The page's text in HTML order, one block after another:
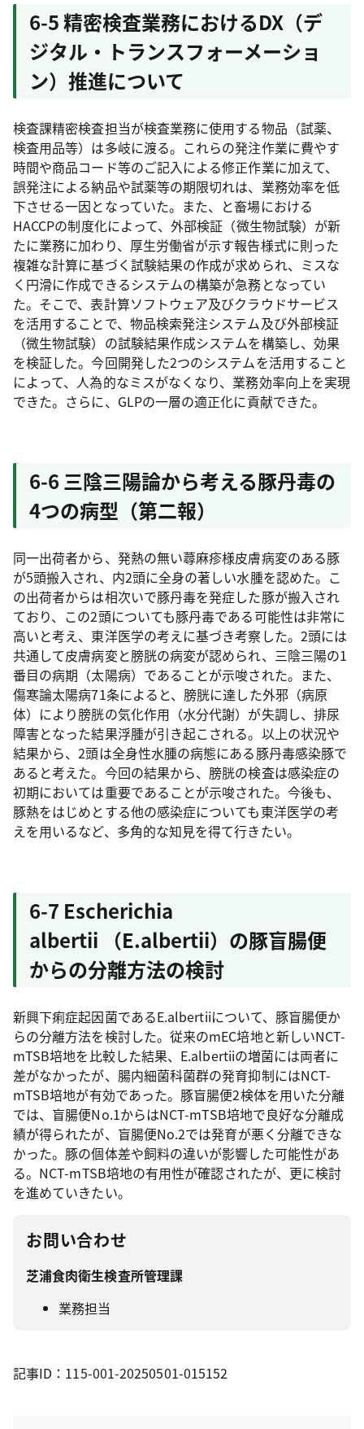
6-5 精密検査業務におけるDX（デ
ジタル・トランスフォーメーショ
ン）推進について
検査課精密検査担当が検査業務に使用する物品（試薬、
検査用品等）は多岐に渡る。これらの発注作業に費やす
時間や商品コード等のご記入による修正作業に加えて、
誤発注による納品や試薬等の期限切れは、業務効率を低
下させる一因となっていた。また、と畜場における
HACCPの制度化によって、外部検証（微生物試験）が新
たに業務に加わり、厚生労働省が示す報告様式に則った
複雑な計算に基づく試験結果の作成が求められ、ミスな
く円滑に作成できるシステムの構築が急務となってい
た。そこで、表計算ソフトウェア及びクラウドサービス
を活用することで、物品検索発注システム及び外部検証
（微生物試験）の試験結果作成システムを構築し、効果
を検証した。今回開発した2つのシステムを活用すること
によって、人為的なミスがなくなり、業務効率向上を実現
できた。さらに、GLPの一層の適正化に貢献できた。
6-6 三陰三陽論から考える豚丹毒の
4つの病型（第二報）
同一出荷者から、発熱の無い蕁麻疹様皮膚病変のある豚
が5頭搬入され、内2頭に全身の著しい水腫を認めた。こ
の出荷者からは相次いで豚丹毒を発症した豚が搬入され
ており、この2頭についても豚丹毒である可能性は非常に
高いと考え、東洋医学の考えに基づき考察した。2頭には
共通して皮膚病変と膀胱の病変が認められ、三陰三陽の1
番目の病期（太陽病）であることが示唆された。また、
傷寒論太陽病71条によると、膀胱に達した外邪（病原
体）により膀胱の気化作用（水分代謝）が失調し、排尿
障害となった結果浮腫が引き起こされる。以上の状況や
結果から、2頭は全身性水腫の病態にある豚丹毒感染豚で
あると考えた。今回の結果から、膀胱の検査は感染症の
初期においては重要であることが示唆された。今後も、
豚熱をはじめとする他の感染症についても東洋医学の考
えを用いるなど、多角的な知見を得て行きたい。
6-7 Escherichia
albertii （E.albertii）の豚盲腸便
からの分離方法の検討
新興下痢症起因菌であるE.albertiiについて、豚盲腸便か
らの分離方法を検討した。従来のmEC培地と新しいNCT-
mTSB培地を比較した結果、E.albertiiの増菌には両者に
差がなかったが、腸内細菌科菌群の発育抑制にはNCT-
mTSB培地が有効であった。豚盲腸便2検体を用いた分離
では、盲腸便No.1からはNCT-mTSB培地で良好な分離成
績が得られたが、盲腸便No.2では発育が悪く分離できな
かった。豚の個体差や飼料の違いが影響した可能性があ
る。NCT-mTSB培地の有用性が確認されたが、更に検討
を進めていきたい。
お問い合わせ
芝浦食肉衛生検査所管理課
業務担当
記事ID：115-001-20250501-015152